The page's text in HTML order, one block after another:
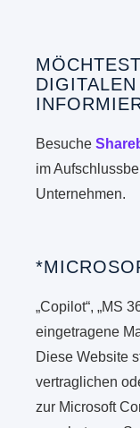
Besuche
im
Unternehmen.
„Copilot“, „MS
eingetragene
Diese Website
vertraglichen
zur Microsoft